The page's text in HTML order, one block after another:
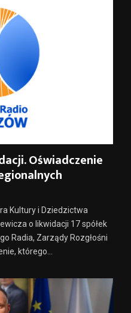
Oświadczenie
Kultury i Dziedzictwa
o likwidacji 17 spółek
Radia, Zarządy Rozgłośni
którego...